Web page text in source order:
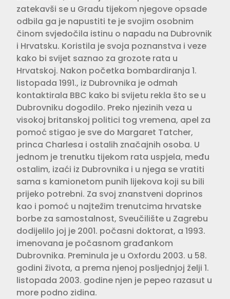
zatekavši se u Gradu tijekom njegove opsade
odbila ga je napustiti te je svojim osobnim
činom svjedočila istinu o napadu na Dubrovnik
i Hrvatsku. Koristila je svoja poznanstva i veze
kako bi svijet saznao za grozote rata u
Hrvatskoj. Nakon početka bombardiranja 1.
listopada 1991., iz Dubrovnika je odmah
kontaktirala BBC kako bi svijetu rekla što se u
Dubrovniku dogodilo. Preko njezinih veza u
visokoj britanskoj politici tog vremena, apel za
pomoć stigao je sve do Margaret Tatcher,
princa Charlesa i ostalih značajnih osoba. U
jednom je trenutku tijekom rata uspjela, među
ostalim, izaći iz Dubrovnika i u njega se vratiti
sama s kamionetom punih lijekova koji su bili
prijeko potrebni. Za svoj znanstveni doprinos
kao i pomoć u najtežim trenutcima hrvatske
borbe za samostalnost, Sveučilište u Zagrebu
dodijelilo joj je 2001. počasni doktorat, a 1993.
imenovana je počasnom građankom
Dubrovnika. Preminula je u Oxfordu 2003. u 58.
godini života, a prema njenoj posljednjoj želji 1.
listopada 2003. godine njen je pepeo razasut u
more podno zidina.